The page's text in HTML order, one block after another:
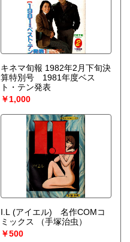
キネマ旬報 1982年2月下旬決
算特別号 1981年度ベス
ト・テン発表
￥1,000
I.L (アイエル) 名作COMコ
ミックス
（手塚治虫）
￥500